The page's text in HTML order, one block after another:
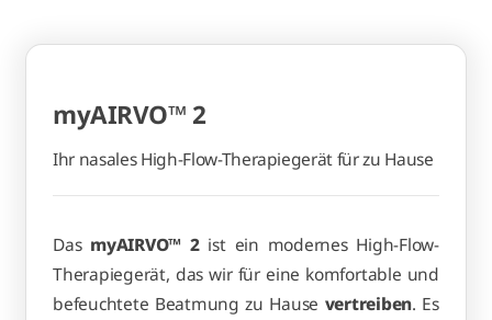
myAIRVO™ 2
Ihr nasales High-Flow-Therapiegerät für zu Hause
Das myAIRVO™ 2ist ein modernes High-Flow-
Therapiegerät, das wir für eine komfortable und
befeuchtete Beatmung zu Hause vertreiben. Es